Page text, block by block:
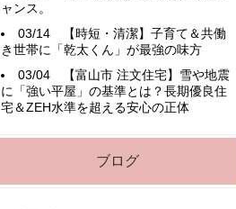
ャンス。
03/14
【時短・清潔】子育て＆共働
き世帯に「乾太くん」が最強の味方
03/04
【富山市 注文住宅】雪や地震
に「強い平屋」の基準とは？長期優良住
宅＆ZEH水準を超える安心の正体
ブログ